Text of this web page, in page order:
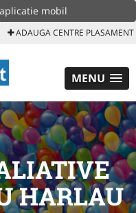
mobil
ADAUGA CENTRE PLASAMENT
MENU
HARLAU